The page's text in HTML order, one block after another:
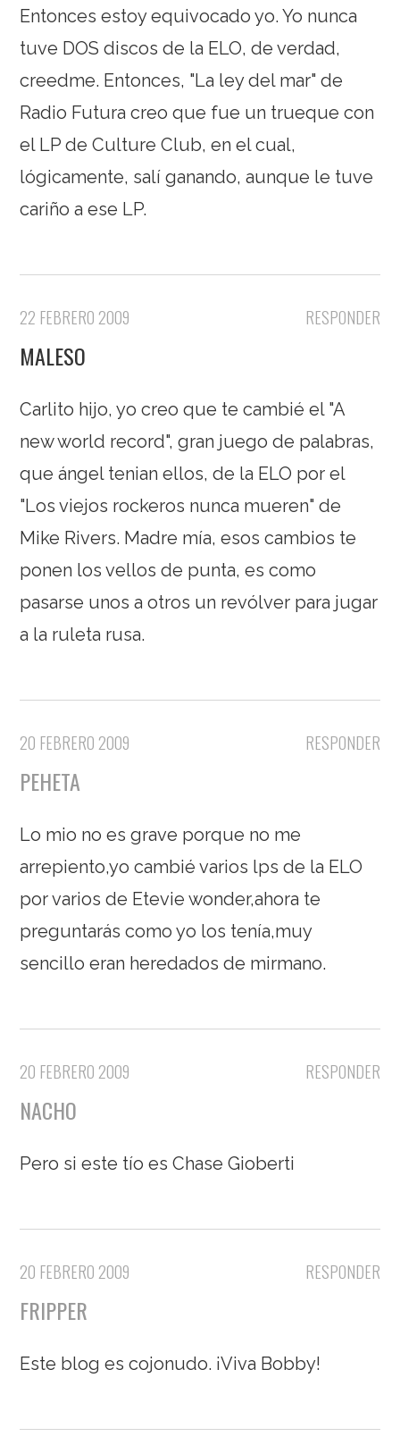
Entonces estoy equivocado yo. Yo nunca
tuve DOS discos de la ELO, de verdad,
creedme. Entonces, "La ley del mar" de
Radio Futura creo que fue un trueque con
el LP de Culture Club, en el cual,
lógicamente, salí ganando, aunque le tuve
cariño a ese LP.
RESPONDER
22 FEBRERO 2009
MALESO
Carlito hijo, yo creo que te cambié el "A
new world record", gran juego de palabras,
que ángel tenian ellos, de la ELO por el
"Los viejos rockeros nunca mueren" de
Mike Rivers. Madre mía, esos cambios te
ponen los vellos de punta, es como
pasarse unos a otros un revólver para jugar
a la ruleta rusa.
RESPONDER
20 FEBRERO 2009
PEHETA
Lo mio no es grave porque no me
arrepiento,yo cambié varios lps de la ELO
por varios de Etevie wonder,ahora te
preguntarás como yo los tenía,muy
sencillo eran heredados de mirmano.
RESPONDER
20 FEBRERO 2009
NACHO
Pero si este tío es Chase Gioberti
RESPONDER
20 FEBRERO 2009
FRIPPER
Este blog es cojonudo. ¡Viva Bobby!